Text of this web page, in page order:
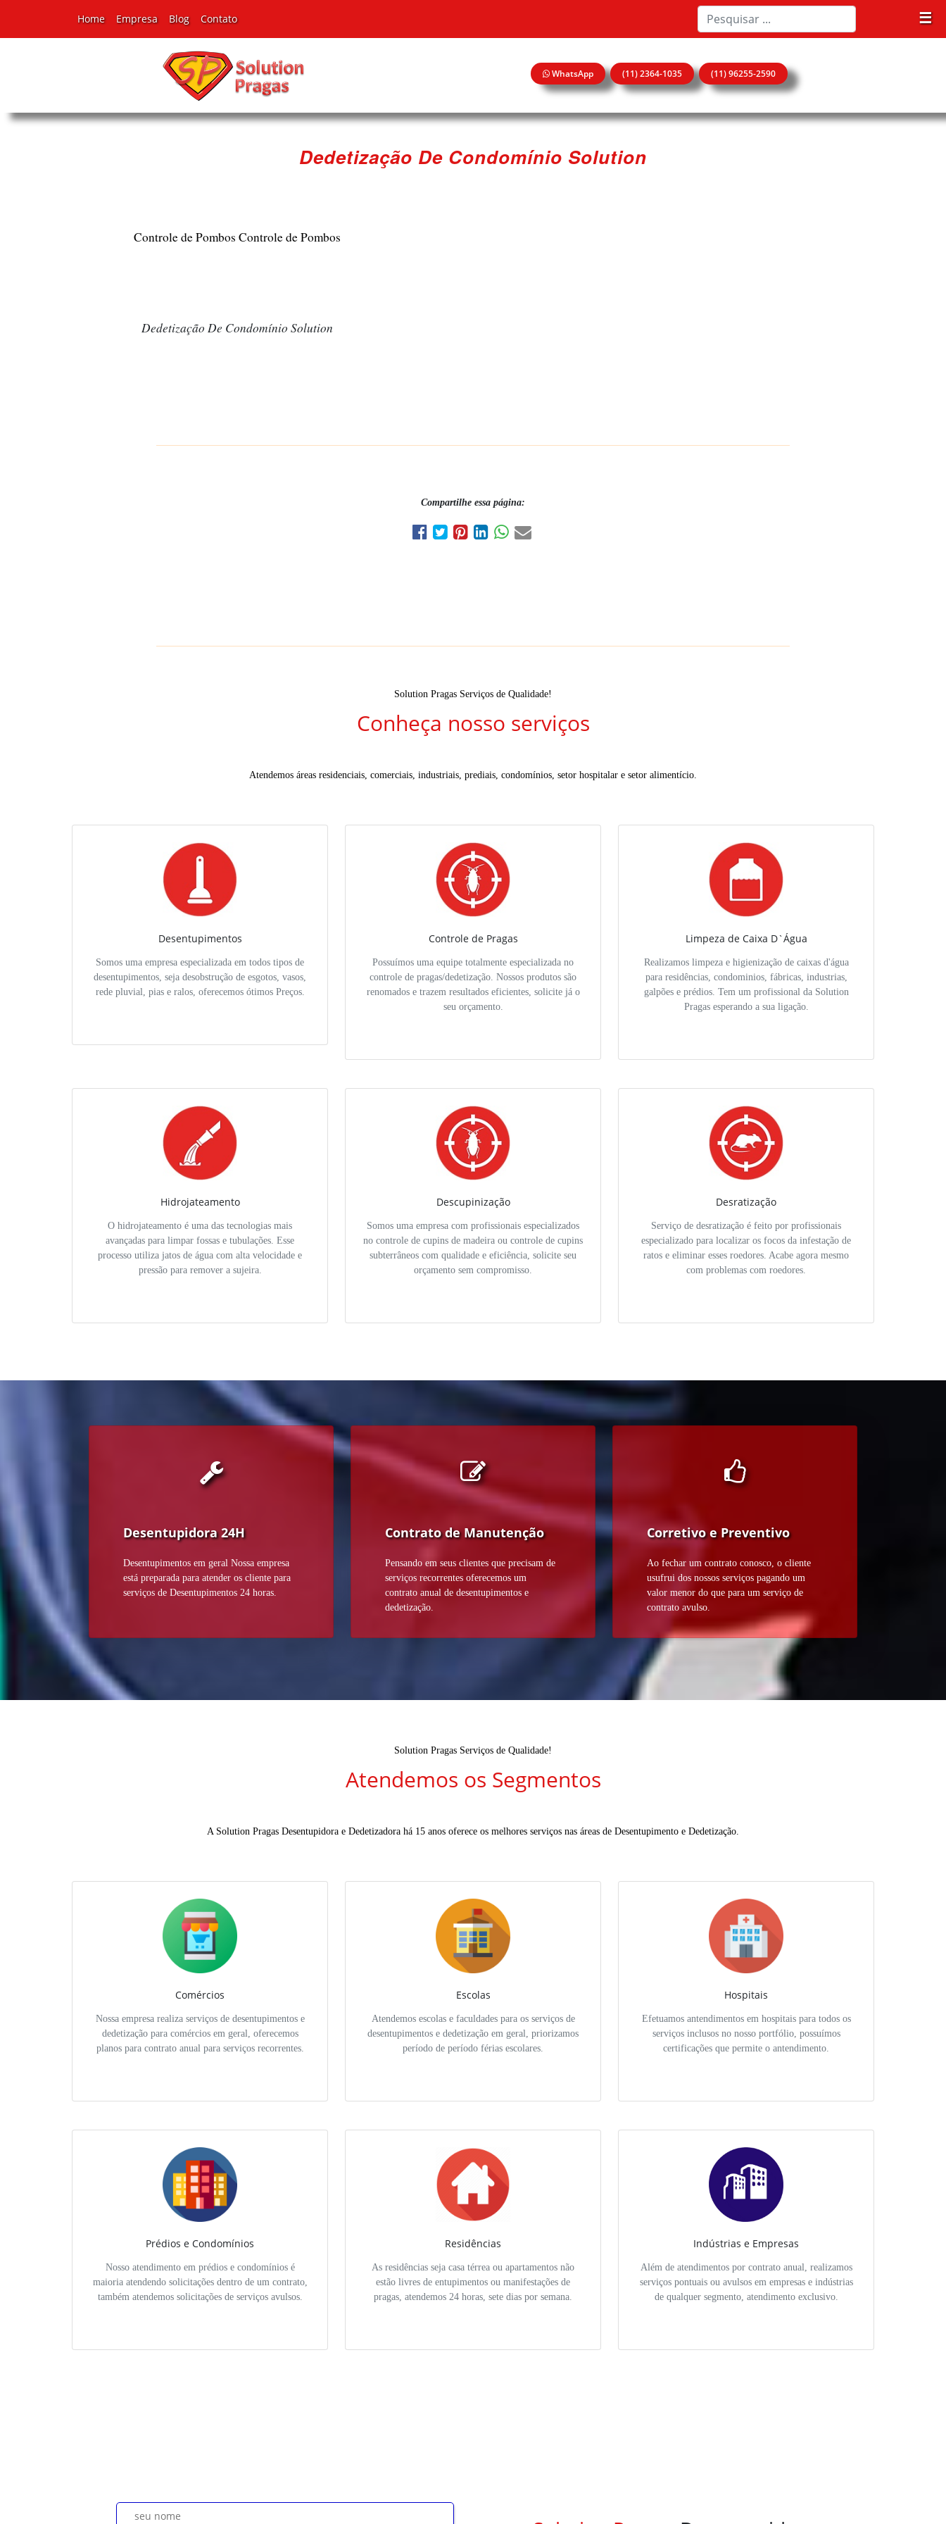
☰
Home Empresa Blog Contato
WhatsApp (11) 2364-1035 (11) 96255-2590
Dedetização De Condomínio Solution
Controle de Pombos Controle de Pombos
Dedetização De Condomínio Solution
Compartilhe essa página:
Solution Pragas Serviços de Qualidade!
Conheça nosso serviços
Atendemos áreas residenciais, comerciais, industriais, prediais, condomínios, setor hospitalar e setor alimentício.
Desentupimentos
Somos uma empresa especializada em todos tipos de
desentupimentos, seja desobstrução de esgotos, vasos,
rede pluvial, pias e ralos, oferecemos ótimos Preços.
Controle de Pragas
Possuímos uma equipe totalmente especializada no
controle de pragas/dedetização. Nossos produtos são
renomados e trazem resultados eficientes, solicite já o
seu orçamento.
Limpeza de Caixa D`Água
Realizamos limpeza e higienização de caixas d'água
para residências, condominios, fábricas, industrias,
galpões e prédios. Tem um profissional da Solution
Pragas esperando a sua ligação.
Hidrojateamento
O hidrojateamento é uma das tecnologias mais
avançadas para limpar fossas e tubulações. Esse
processo utiliza jatos de água com alta velocidade e
pressão para remover a sujeira.
Descupinização
Somos uma empresa com profissionais especializados
no controle de cupins de madeira ou controle de cupins
subterrâneos com qualidade e eficiência, solicite seu
orçamento sem compromisso.
Desratização
Serviço de desratização é feito por profissionais
especializado para localizar os focos da infestação de
ratos e eliminar esses roedores. Acabe agora mesmo
com problemas com roedores.
Desentupidora 24H
Desentupimentos em geral Nossa empresa
está preparada para atender os cliente para
serviços de Desentupimentos 24 horas.
Contrato de Manutenção
Pensando em seus clientes que precisam de
serviços recorrentes oferecemos um
contrato anual de desentupimentos e
dedetização.
Corretivo e Preventivo
Ao fechar um contrato conosco, o cliente
usufrui dos nossos serviços pagando um
valor menor do que para um serviço de
contrato avulso.
Solution Pragas Serviços de Qualidade!
Atendemos os Segmentos
A Solution Pragas Desentupidora e Dedetizadora há 15 anos oferece os melhores serviços nas áreas de Desentupimento e Dedetização.
Comércios
Nossa empresa realiza serviços de desentupimentos e
dedetização para comércios em geral, oferecemos
planos para contrato anual para serviços recorrentes.
Escolas
Atendemos escolas e faculdades para os serviços de
desentupimentos e dedetização em geral, priorizamos
período de período férias escolares.
Hospitais
Efetuamos antendimentos em hospitais para todos os
serviços inclusos no nosso portfólio, possuímos
certificações que permite o antendimento.
Prédios e Condomínios
Nosso atendimento em prédios e condomínios é
maioria atendendo solicitações dentro de um contrato,
também atendemos solicitações de serviços avulsos.
Residências
As residências seja casa térrea ou apartamentos não
estão livres de entupimentos ou manifestações de
pragas, atendemos 24 horas, sete dias por semana.
Indústrias e Empresas
Além de atendimentos por contrato anual, realizamos
serviços pontuais ou avulsos em empresas e indústrias
de qualquer segmento, atendimento exclusivo.